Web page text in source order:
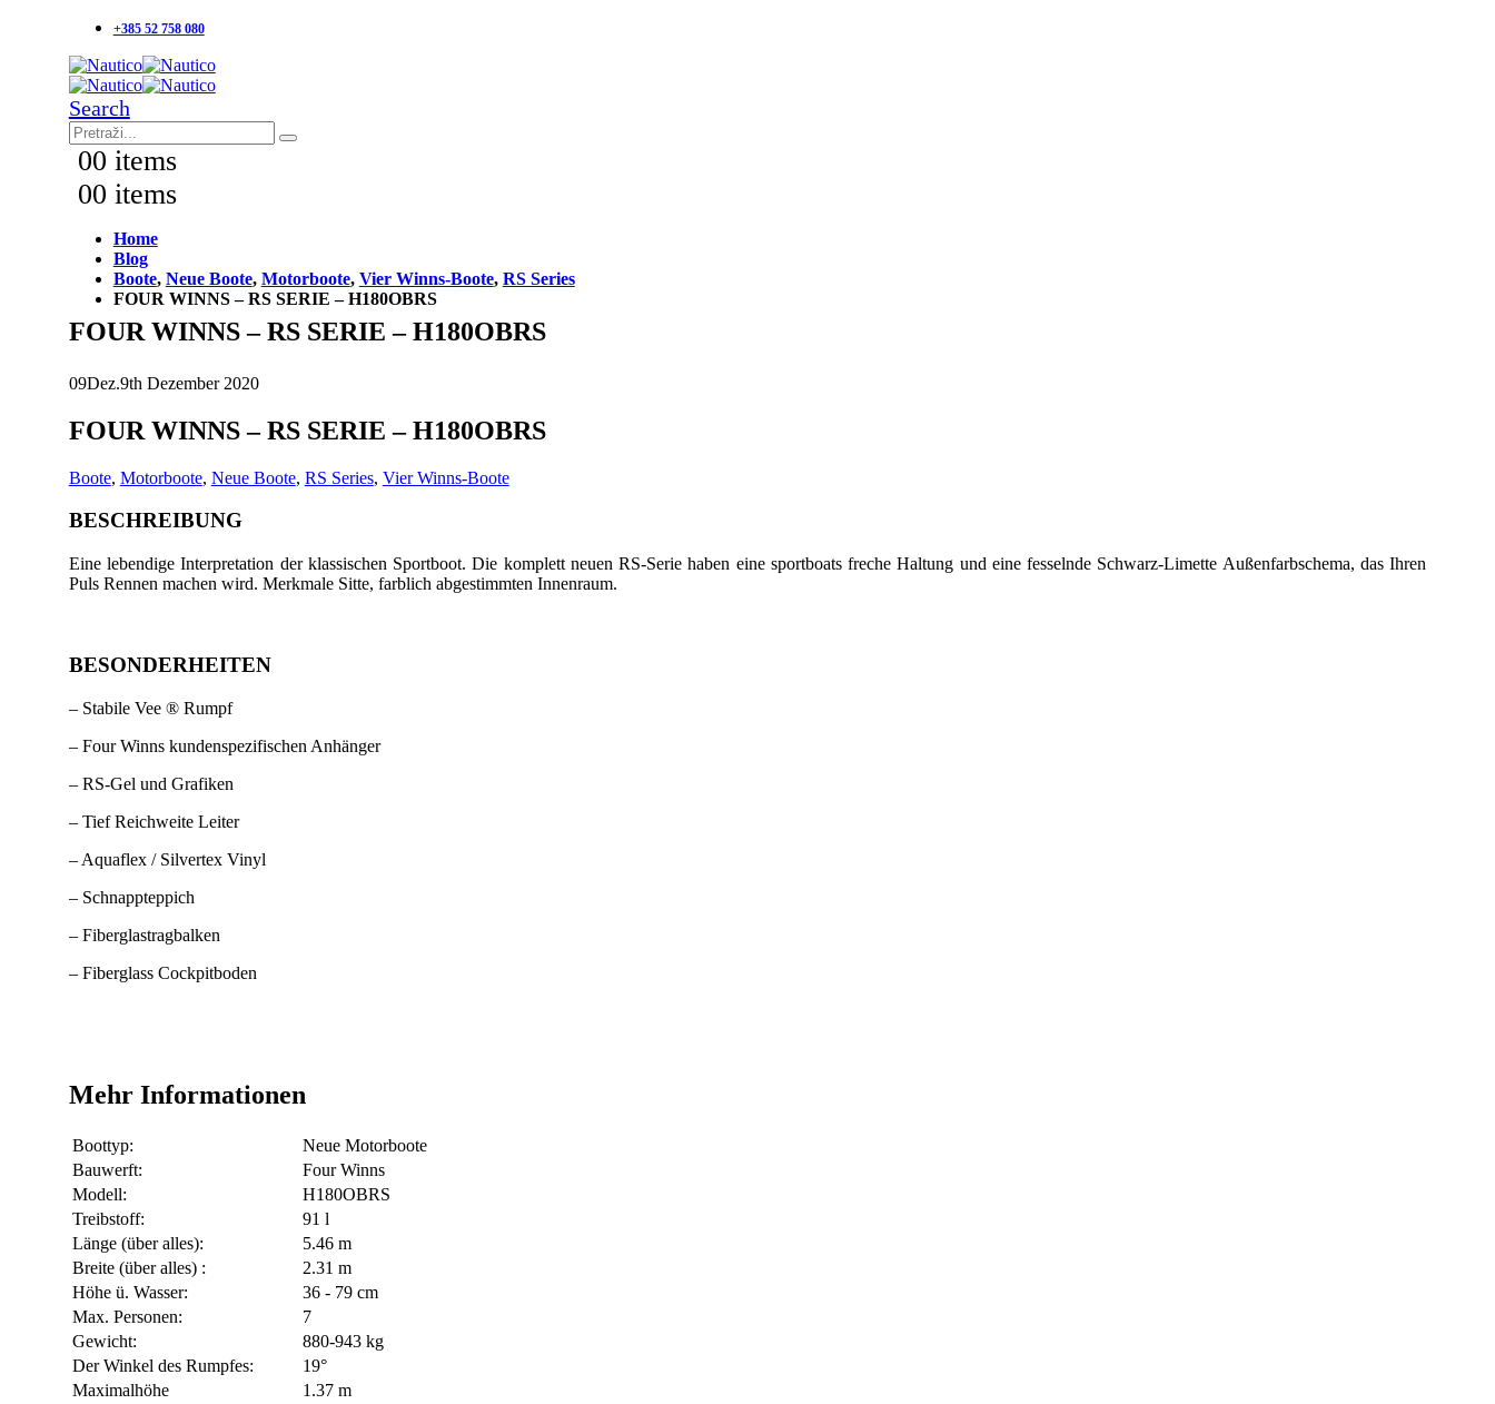
+385 52 758 080
Search
00 items
00 items
Home
Blog
Boote, Neue Boote, Motorboote, Vier Winns-Boote, RS Series
FOUR WINNS – RS SERIE – H180OBRS
FOUR WINNS – RS SERIE – H180OBRS
09Dez.9th Dezember 2020
FOUR WINNS – RS SERIE – H180OBRS
Boote, Motorboote, Neue Boote, RS Series, Vier Winns-Boote
BESCHREIBUNG
Eine lebendige Interpretation der klassischen Sportboot. Die komplett neuen RS-Serie haben eine sportboats freche Haltung und eine fesselnde Schwarz-Limette Außenfarbschema, das Ihren
Puls Rennen machen wird. Merkmale Sitte, farblich abgestimmten Innenraum.
BESONDERHEITEN
– Stabile Vee ® Rumpf
– Four Winns kundenspezifischen Anhänger
– RS-Gel und Grafiken
– Tief Reichweite Leiter
– Aquaflex / Silvertex Vinyl
– Schnappteppich
– Fiberglastragbalken
– Fiberglass Cockpitboden
Mehr Informationen
Boottyp:
Neue Motorboote
Bauwerft:
Four Winns
Modell:
H180OBRS
Treibstoff:
91 l
Länge (über alles):
5.46 m
Breite (über alles) :
2.31 m
Höhe ü. Wasser:
36 - 79 cm
Max. Personen:
7
Gewicht:
880-943 kg
Der Winkel des Rumpfes:
19°
Maximalhöhe
1.37 m